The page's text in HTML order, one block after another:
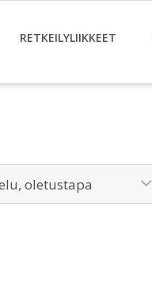
RETKEILYLIIKKEET